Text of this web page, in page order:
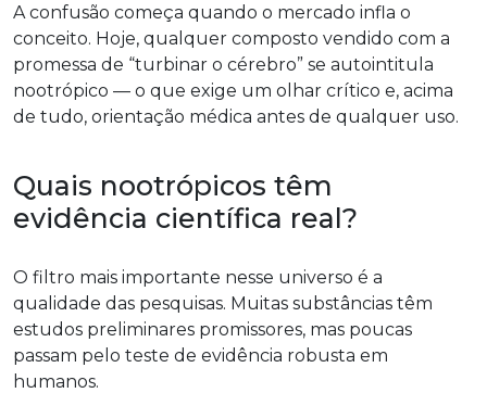
A confusão começa quando o mercado infla o
conceito. Hoje, qualquer composto vendido com a
promessa de “turbinar o cérebro” se autointitula
nootrópico — o que exige um olhar crítico e, acima
de tudo, orientação médica antes de qualquer uso.
Quais nootrópicos têm
evidência científica real?
O filtro mais importante nesse universo é a
qualidade das pesquisas. Muitas substâncias têm
estudos preliminares promissores, mas poucas
passam pelo teste de evidência robusta em
humanos.